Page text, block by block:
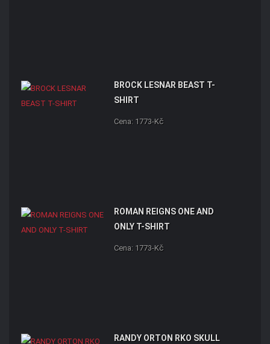
BROCK LESNAR BEAST T-
SHIRT
Cena: 1773-Kč
ROMAN REIGNS ONE AND
ONLY T-SHIRT
Cena: 1773-Kč
RANDY ORTON RKO SKULL